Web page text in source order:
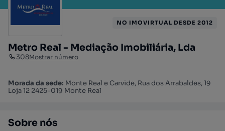
Metro Real - Mediação Imobiliária, Lda
308Mostrar número
Morada da sede: Monte Real e Carvide, Rua dos Arrabaldes, 19
Loja 12 2425-019 Monte Real
NO IMOVIRTUAL DESDE 2012
Sobre nós